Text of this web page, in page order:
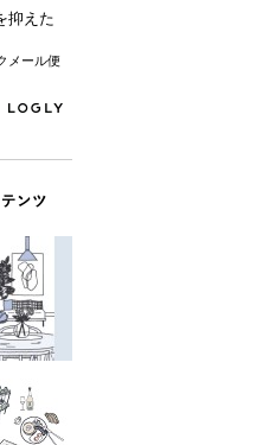
抑えた
メール便